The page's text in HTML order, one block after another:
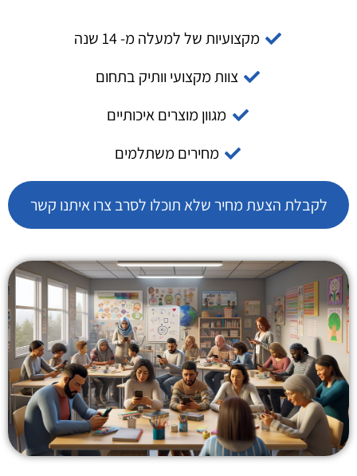
מקצועיות של למעלה מ- 14 שנה
צוות מקצועי וותיק בתחום
מגוון מוצרים איכותיים
מחירים משתלמים
לקבלת הצעת מחיר שלא תוכלו לסרב צרו איתנו קשר